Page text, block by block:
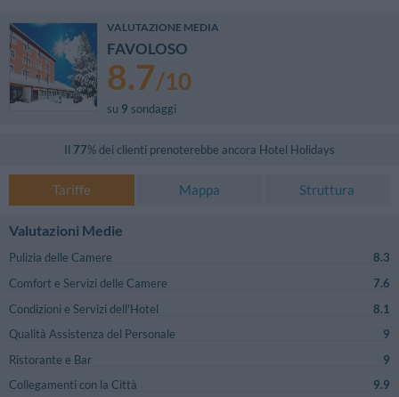
VALUTAZIONE MEDIA
FAVOLOSO
8.7/10
su 9 sondaggi
Il 77% dei clienti prenoterebbe ancora Hotel Holidays
Tariffe Mappa Struttura
Valutazioni Medie
Pulizia delle Camere
8.3
Comfort e Servizi delle Camere
7.6
Condizioni e Servizi dell'Hotel
8.1
Qualità Assistenza del Personale
9
Ristorante e Bar
9
Collegamenti con la Città
9.9